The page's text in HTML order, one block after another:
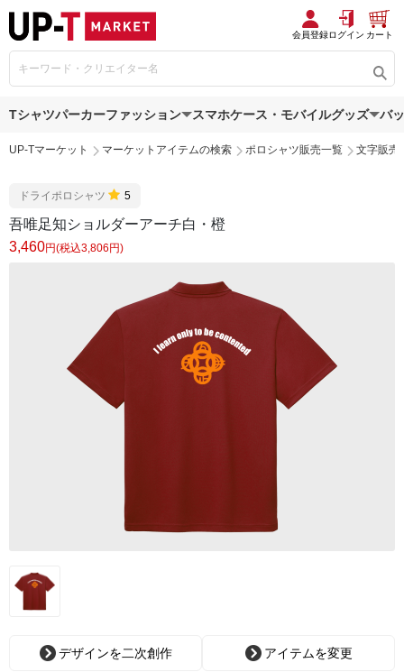
会員登録ログイン カート
Tシャツパーカーファッション スマホケース・モバイルグッズ バ
UP-Tマーケット マーケットアイテムの検索 ポロシャツ販売一覧 文字販売
ドライポロシャツ 5
吾唯足知ショルダーアーチ白・橙
3,460円(税込3,806円)
デザインを二次創作 アイテムを変更